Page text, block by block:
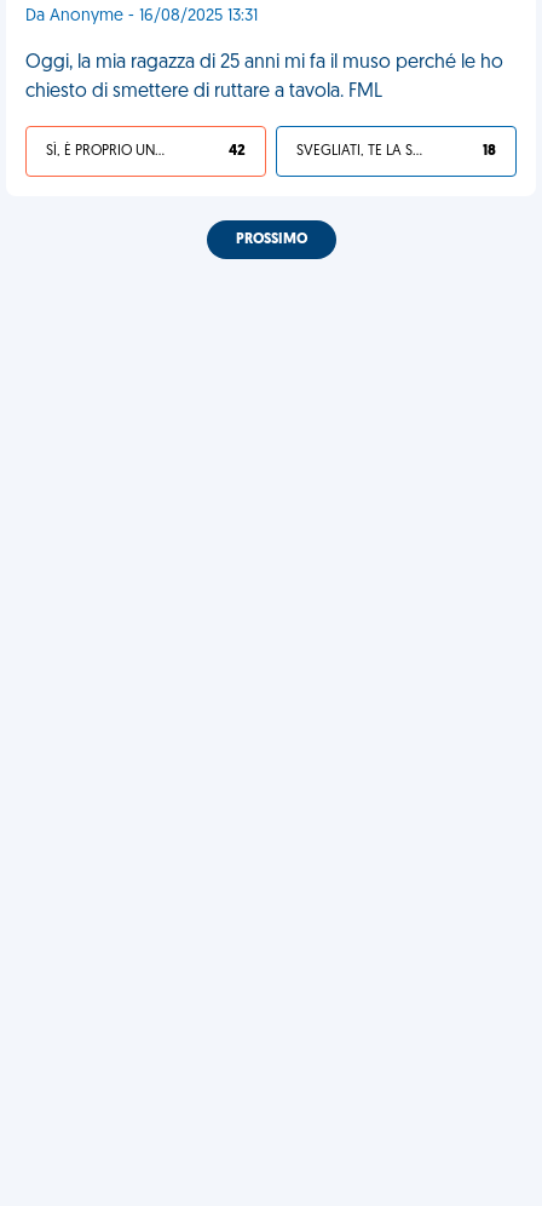
Da Anonyme - 16/08/2025 13:31
Oggi, la mia ragazza di 25 anni mi fa il muso perché le ho
chiesto di smettere di ruttare a tavola. FML
SÌ, È PROPRIO UNA VDM! 42 SVEGLIATI, TE LA SEI CERCATA! 18
PROSSIMO